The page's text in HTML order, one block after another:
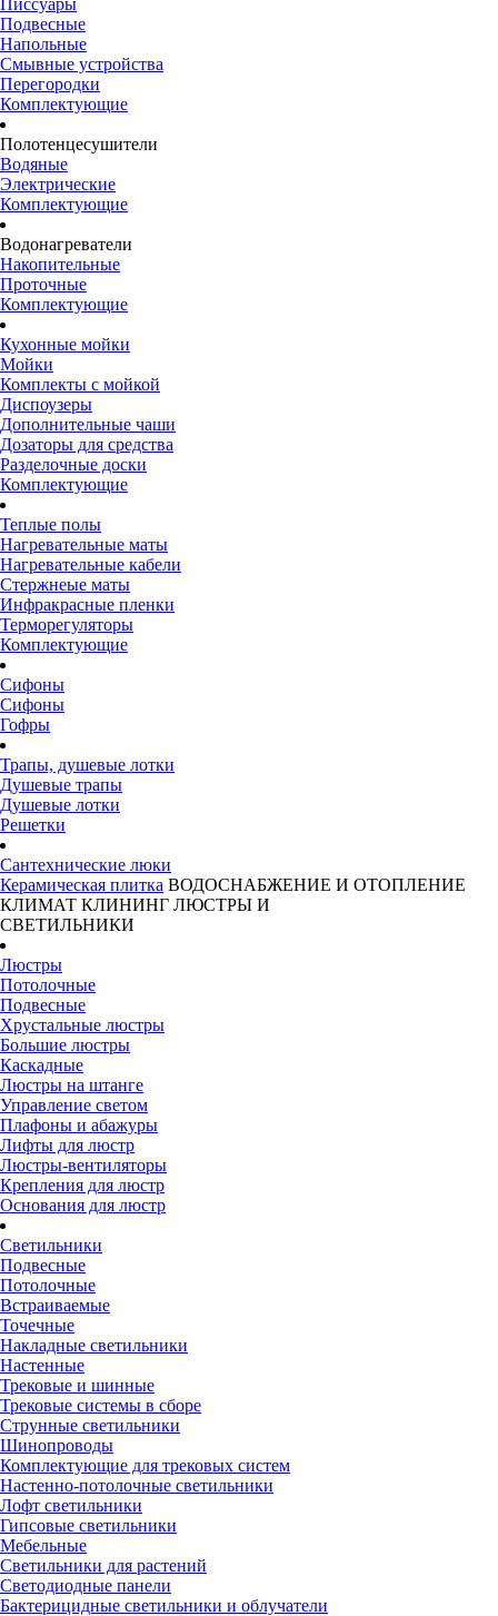
Писсуары
Подвесные
Напольные
Смывные устройства
Перегородки
Комплектующие
Полотенцесушители
Водяные
Электрические
Комплектующие
Водонагреватели
Накопительные
Проточные
Комплектующие
Кухонные мойки
Мойки
Комплекты с мойкой
Диспоузеры
Дополнительные чаши
Дозаторы для средства
Разделочные доски
Комплектующие
Теплые полы
Нагревательные маты
Нагревательные кабели
Стержнеые маты
Инфракрасные пленки
Терморегуляторы
Комплектующие
Сифоны
Сифоны
Гофры
Трапы, душевые лотки
Душевые трапы
Душевые лотки
Решетки
Сантехнические люки
Керамическая плитка ВОДОСНАБЖЕНИЕ И ОТОПЛЕНИЕ
КЛИМАТ КЛИНИНГ ЛЮСТРЫ И
СВЕТИЛЬНИКИ
Люстры
Потолочные
Подвесные
Хрустальные люстры
Большие люстры
Каскадные
Люстры на штанге
Управление светом
Плафоны и абажуры
Лифты для люстр
Люстры-вентиляторы
Крепления для люстр
Основания для люстр
Светильники
Подвесные
Потолочные
Встраиваемые
Точечные
Накладные светильники
Настенные
Трековые и шинные
Трековые системы в сборе
Струнные светильники
Шинопроводы
Комплектующие для трековых систем
Настенно-потолочные светильники
Лофт светильники
Гипсовые светильники
Мебельные
Светильники для растений
Светодиодные панели
Бактерицидные светильники и облучатели